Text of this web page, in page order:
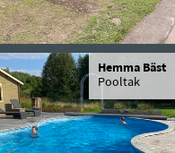
Hemma Bäst
Pooltak